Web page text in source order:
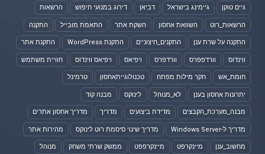
גיים טוקן גיימינג בישראל דביאן דירוג במנועי חיפוש הרשאות
הרשאות_רוט השוואת אחסון השקת אתר התאמת מובייל התקנה
התקנה על שרת ענן התקנים_חיצוניים התקנת WordPress התקנת אתר
ווינדוס וורדפפרס וורדפרס ויפיאס ויפיאס ווינדוס חוויית משתמש
חומת_אש חקר מילות מפתח טכנולוגייתאחסון טרמינל
יתרונות אחסון בענן לא_מנוהל לינוקס מבנה קוד
מבנה_מערכת_הקבצים מדידת ביצועים מדריך מדריך אחסון אתרים
מדריך ל-Windows Server מדריך שינוי סיסמת רוט לינוקס מהירות אתר
מחשוב_ענן מיינקרפט מיינקרפפט ממשק שרתי משחק מנוהל